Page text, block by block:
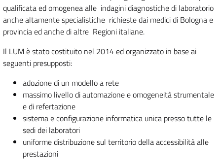
qualificata ed omogenea alle indagini diagnostiche di laboratorio
anche altamente specialistiche richieste dai medici di Bologna e
provincia ed anche di altre Regioni italiane.
Il LUM è stato costituito nel 2014 ed organizzato in base ai
seguenti presupposti:
adozione di un modello a rete
massimo livello di automazione e omogeneità strumentale
e di refertazione
sistema e configurazione informatica unica presso tutte le
sedi dei laboratori
uniforme distribuzione sul territorio della accessibilità alle
prestazioni